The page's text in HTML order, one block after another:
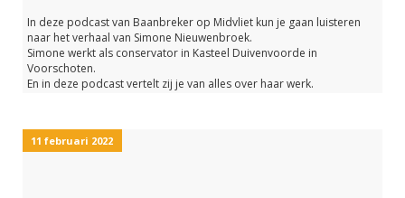
In deze podcast van Baanbreker op Midvliet kun je gaan luisteren
naar het verhaal van Simone Nieuwenbroek.
Simone werkt als conservator in Kasteel Duivenvoorde in
Voorschoten.
En in deze podcast vertelt zij je van alles over haar werk.
Luister dan vooral naar deze podcast van Baanbreker op Midvliet.
11 februari 2022